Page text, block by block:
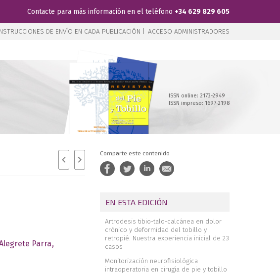
Contacte para más información en el teléfono +34 629 829 605
DE ENVÍO EN CADA PUBLICACIÓN | ACCESO ADMINISTRADORES
ISSN online: 2173-2949
ISSN impreso: 1697-2198
Parra
Comparte este contenido
EN ESTA EDICIÓN
Artrodesis tibio-talo-calcánea en dolor
crónico y deformidad del tobillo y
retropié. Nuestra experiencia inicial de 23
casos
Monitorización neurofisiológica
intraoperatoria en cirugía de pie y tobillo